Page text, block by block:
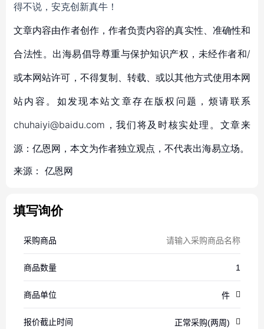
得不说，安克创新真牛！
文章内容由作者创作，作者负责内容的真实性、准确性和
合法性。出海易倡导尊重与保护知识产权，未经作者和/
或本网站许可，不得复制、转载、或以其他方式使用本网
站内容。如发现本站文章存在版权问题，烦请联系
chuhaiyi@baidu.com，我们将及时核实处理。文章来
源：亿恩网，本文为作者独立观点，不代表出海易立场。
来源： 亿恩网
填写询价